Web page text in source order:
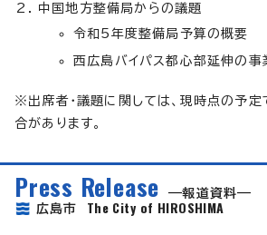
中国地方整備局からの議題
令和5年度整備局予算の概要
西広島バイパス都心部延伸の事
※出席者・議題に関しては、現時点の予定
合があります。
Press Release
報道資料
広島市 The City of HIROSHIMA